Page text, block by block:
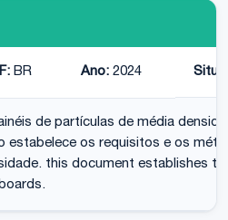
BR Ano: 2024
de partículas de média
estabelece os requisitos e os
this document establishes